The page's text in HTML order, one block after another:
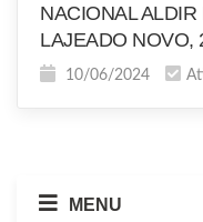
NACIONAL
LAJEADO NOVO,
10/06/2024
MENU